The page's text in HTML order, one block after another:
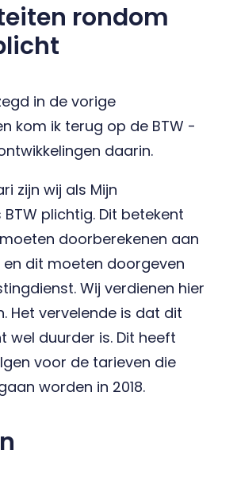
rondom
in de vorige
kom ik terug op de BTW -
daarin.
zijn wij als Mijn
plichtig. Dit betekent
doorberekenen aan
en dit moeten doorgeven
Wij verdienen hier
Het vervelende is dat dit
wel duurder is. Dit heeft
voor de tarieven die
worden in 2018.